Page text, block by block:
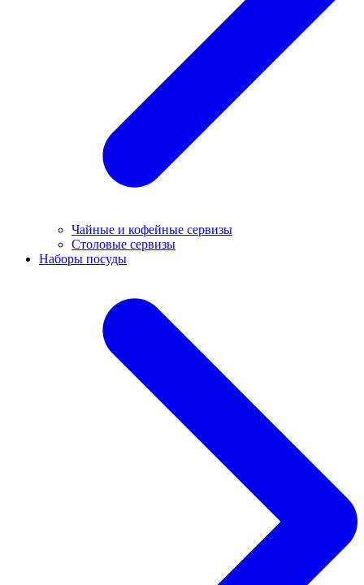
Чайные и кофейные сервизы
Столовые сервизы
Наборы посуды